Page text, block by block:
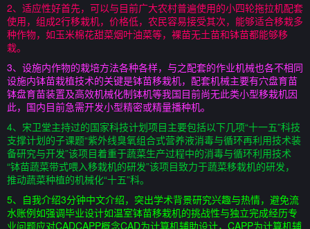
2、适应性好首先，可以与目前广大农村普遍使用的小四轮拖拉机配套
使用，组成2行移栽机，价格低，农民容易接受其次，能够适合移栽多
种作物，如玉米棉花甜菜烟叶油菜等，裸苗无土苗和钵苗都能够移
栽。
3、设施内作物的栽培方法各种各样，与之配套的作业机械也各不相同
设施内钵苗栽植技术的关键是钵苗移栽机，配套机械主要有穴盘育苗
钵盘育苗装置及高效机械化制钵机等我国目前尚无此类小型移栽机因
此，国内目前急需开发小型精密或精量播种机。
4、宋卫堂主持过的国家科技计划项目主要包括以下几项“十一五”科技
支撑计划的子课题“紫外线臭氧组合式营养液消毒与循环再利用技术装
备研究与开发”该项目着重于蔬菜生产过程中的消毒与循环利用技术
“钵苗蔬菜带式喂入移栽机的研发”该项目致力于蔬菜移栽机的研发，
推动蔬菜种植的机械化“十五”科。
5、自我介绍3分钟中文介绍，突出学术背景研究兴趣与热情，避免流
水账例如强调毕业设计如温室钵苗移栽机的挑战性与独立完成经历专
业问题应对CADCAPP概念CAD为计算机辅助设计，CAPP为计算机辅